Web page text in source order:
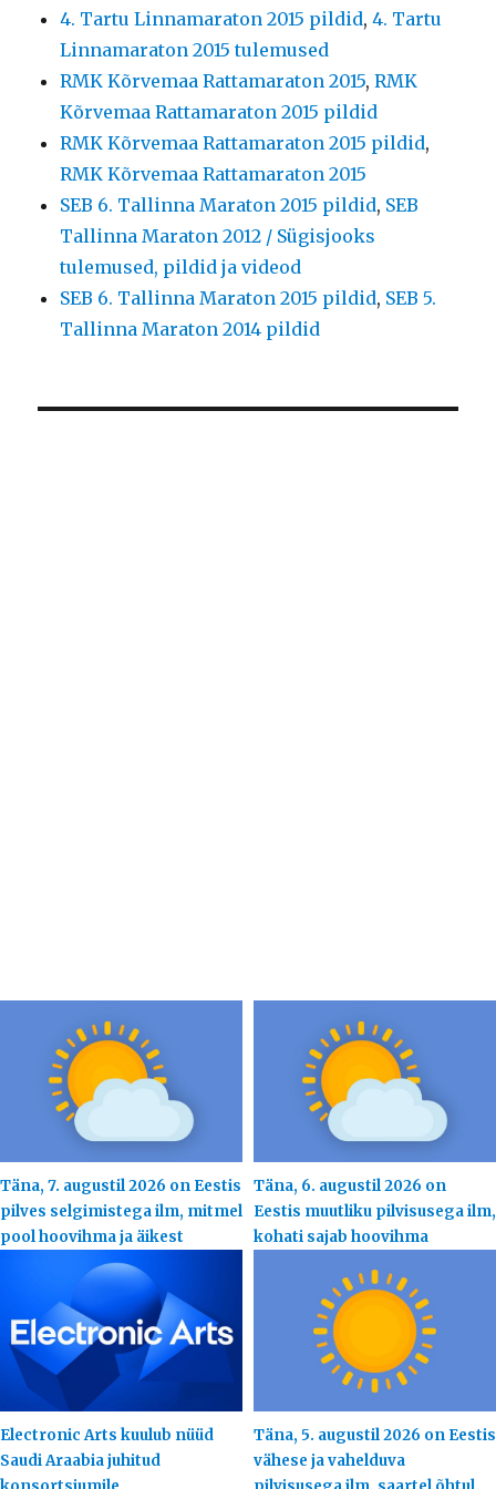
4. Tartu Linnamaraton 2015 pildid,4. Tartu
Linnamaraton 2015 tulemused
RMK Kõrvemaa Rattamaraton 2015,RMK
Kõrvemaa Rattamaraton 2015 pildid
RMK Kõrvemaa Rattamaraton 2015 pildid,
RMK Kõrvemaa Rattamaraton 2015
SEB 6. Tallinna Maraton 2015 pildid, SEB
Tallinna Maraton 2012 / Sügisjooks
tulemused, pildid ja videod
SEB 6. Tallinna Maraton 2015 pildid, SEB 5.
Tallinna Maraton 2014 pildid
Täna, 7. augustil 2026 on Eestis
pilves selgimistega ilm, mitmel
pool hoovihma ja äikest
Täna, 6. augustil 2026 on
Eestis muutliku pilvisusega ilm,
kohati sajab hoovihma
Electronic Arts kuulub nüüd
Saudi Araabia juhitud
Täna, 5. augustil 2026 on Eestis
vähese ja vahelduva